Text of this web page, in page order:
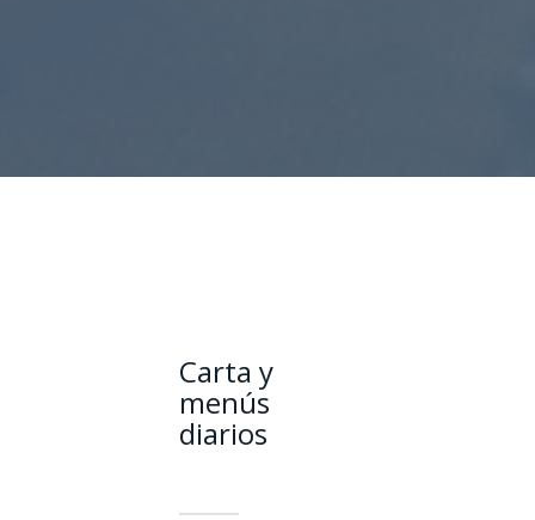
Carta y
menús
diarios